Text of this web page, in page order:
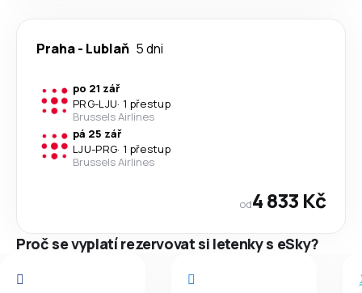
Praha- Lublaň 5 dni
po 21 zář
PRG-LJU· 1 přestup
Brussels Airlines
pá 25 zář
LJU-PRG· 1 přestup
Brussels Airlines
od4 833 Kč
Proč se vyplatí rezervovat si letenky s eSky?